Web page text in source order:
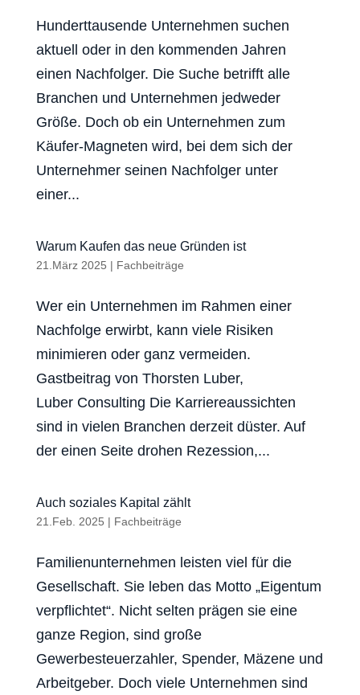
Hunderttausende Unternehmen suchen
aktuell oder in den kommenden Jahren
einen Nachfolger. Die Suche betrifft alle
Branchen und Unternehmen jedweder
Größe. Doch ob ein Unternehmen zum
Käufer-Magneten wird, bei dem sich der
Unternehmer seinen Nachfolger unter
einer...
Warum Kaufen das neue Gründen ist
21.März 2025 | Fachbeiträge
Wer ein Unternehmen im Rahmen einer
Nachfolge erwirbt, kann viele Risiken
minimieren oder ganz vermeiden.
Gastbeitrag von Thorsten Luber,
Luber Consulting Die Karriereaussichten
sind in vielen Branchen derzeit düster. Auf
der einen Seite drohen Rezession,...
Auch soziales Kapital zählt
21.Feb. 2025 | Fachbeiträge
Familienunternehmen leisten viel für die
Gesellschaft. Sie leben das Motto „Eigentum
verpflichtet“. Nicht selten prägen sie eine
ganze Region, sind große
Gewerbesteuerzahler, Spender, Mäzene und
Arbeitgeber. Doch viele Unternehmen sind